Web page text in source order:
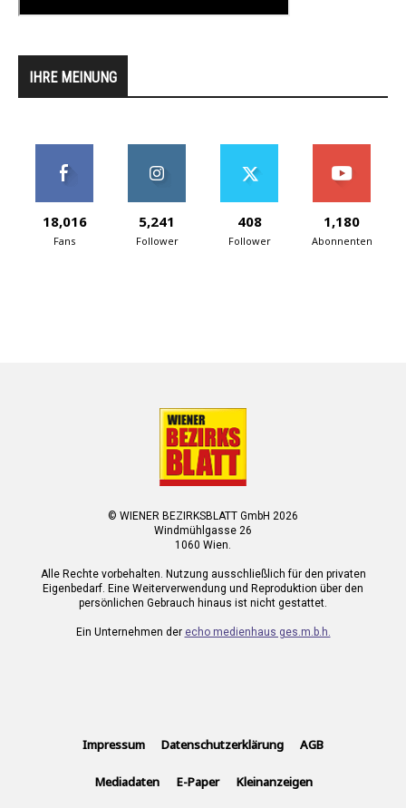
IHRE MEINUNG
18,016
Fans
5,241
Follower
408
Follower
1,180
Abonnenten
© WIENER BEZIRKSBLATT GmbH 2026
Windmühlgasse 26
1060 Wien.
Alle Rechte vorbehalten. Nutzung ausschließlich für den privaten
Eigenbedarf. Eine Weiterverwendung und Reproduktion über den
persönlichen Gebrauch hinaus ist nicht gestattet.
Ein Unternehmen der echo medienhaus ges.m.b.h.
Impressum Datenschutzerklärung AGB
Mediadaten E-Paper Kleinanzeigen